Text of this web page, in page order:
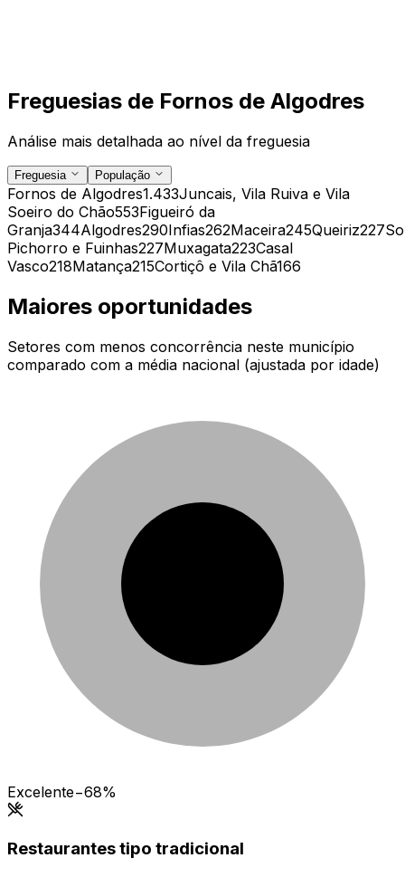
Freguesias de Fornos de Algodres
Análise mais detalhada ao nível da freguesia
Freguesia População
Fornos de Algodres1.433Juncais, Vila Ruiva e Vila
Soeiro do Chão553Figueiró da
Granja344Algodres290Infias262Maceira245Queiriz227
Pichorro e Fuinhas227Muxagata223Casal
Vasco218Matança215Cortiçô e Vila Chã166
Maiores oportunidades
Setores com menos concorrência neste município
comparado com a média nacional (ajustada por idade)
Excelente−68%
Restaurantes tipo tradicional